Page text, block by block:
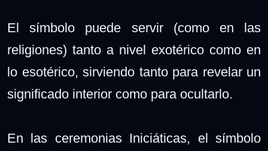
El símbolo puede servir (como en las
religiones) tanto a nivel exotérico como en
lo esotérico, sirviendo tanto para revelar un
significado interior como para ocultarlo.
En las ceremonias Iniciáticas, el símbolo